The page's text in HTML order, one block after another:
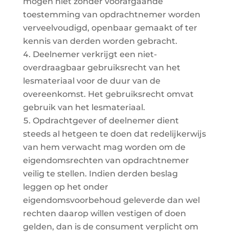
toestemming van opdrachtnemer worden
verveelvoudigd, openbaar gemaakt of ter
kennis van derden worden gebracht.
Deelnemer verkrijgt een niet-
overdraagbaar gebruiksrecht van het
lesmateriaal voor de duur van de
overeenkomst. Het gebruiksrecht omvat
gebruik van het lesmateriaal.
Opdrachtgever of deelnemer dient
steeds al hetgeen te doen dat redelijkerwijs
van hem verwacht mag worden om de
eigendomsrechten van opdrachtnemer
veilig te stellen. Indien derden beslag
leggen op het onder
eigendomsvoorbehoud geleverde dan wel
rechten daarop willen vestigen of doen
gelden, dan is de consument verplicht om